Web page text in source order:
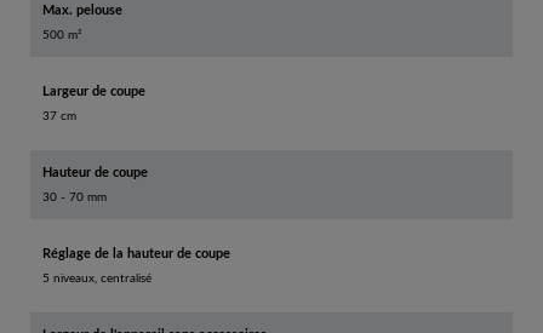
Max. pelouse
500 m²
Largeur de coupe
37 cm
Hauteur de coupe
30 - 70 mm
Réglage de la hauteur de coupe
5 niveaux, centralisé